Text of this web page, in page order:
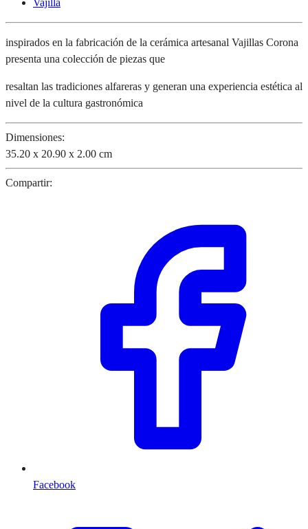
inspirados en la fabricación de la cerámica artesanal Vajillas Corona
presenta una colección de piezas que
resaltan las tradiciones alfareras y generan una experiencia estética al
nivel de la cultura gastronómica
Dimensiones:
35.20 x 20.90 x 2.00 cm
Compartir:
Facebook